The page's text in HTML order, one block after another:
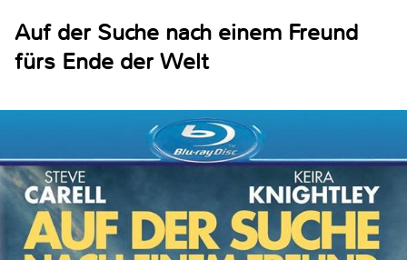
Auf der Suche nach einem Freund
fürs Ende der Welt